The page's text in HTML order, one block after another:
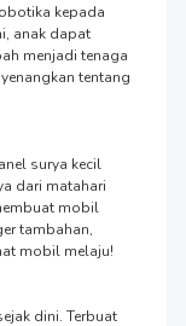
kepada
anak dapat
menjadi tenaga
tentang
dari matahari
mobil
tambahan,
mobil melaju!